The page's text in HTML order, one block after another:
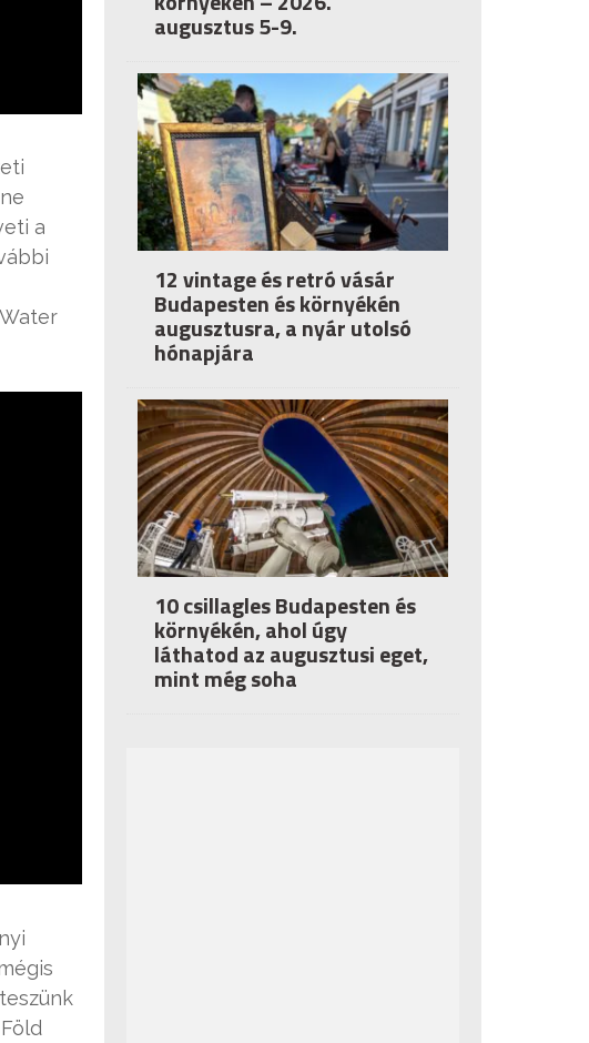
a
augusztus 5-9.
12 vintage és retró vásár
Budapesten és környékén
augusztusra, a nyár utolsó
hónapjára
10 csillagles Budapesten és
környékén, ahol úgy
láthatod az augusztusi eget,
mint még soha